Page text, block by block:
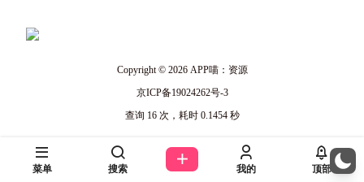
Copyright © 2026APP喵：资源
京ICP备19024262号-3
查询 16 次，耗时 0.1454 秒
菜单 搜索 我的 顶部